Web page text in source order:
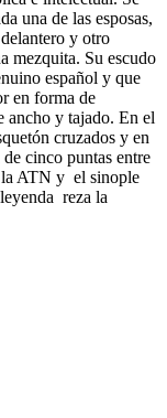
una de las esposas,
y otro
mezquita. Su escudo
español y que
en forma de
ancho y tajado. En el
cruzados y en
cinco puntas entre
la ATN y el sinople
reza la